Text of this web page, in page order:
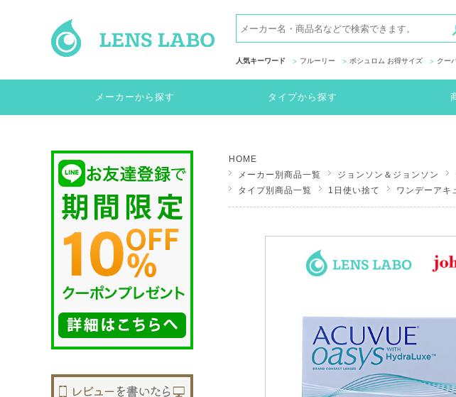
人気キーワード フルーリー ボシュロム お得サイズ クー
メーカーから探す タイプから探す
HOME
メーカー別商品一覧
ジョンソン＆ジョンソン
タイプ別商品一覧
1日使い捨て ワンデーアキ